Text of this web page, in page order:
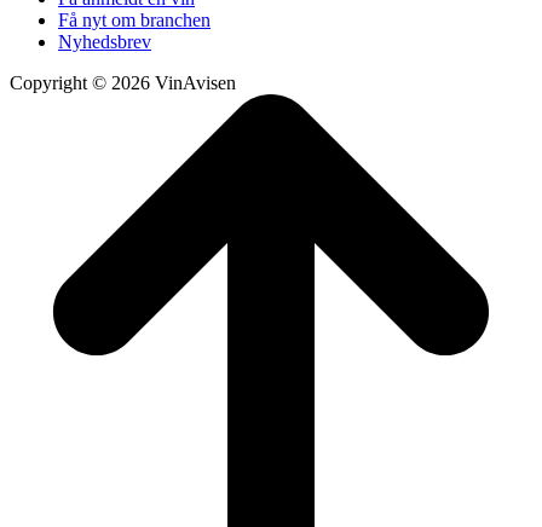
Få nyt om branchen
Nyhedsbrev
Copyright © 2026 VinAvisen